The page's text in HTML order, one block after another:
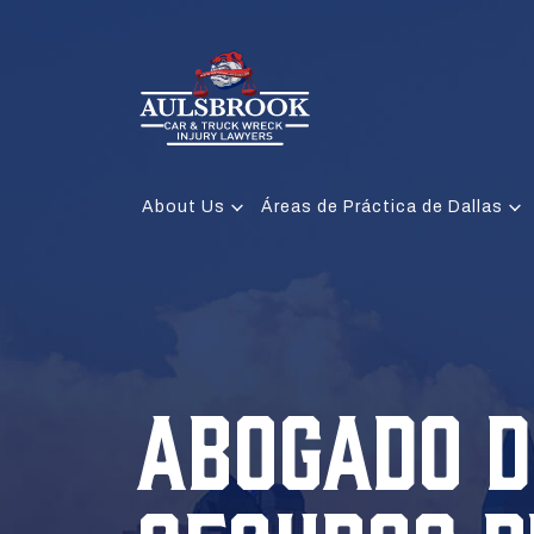
About Us Áreas de Práctica de Dallas
ABOGADO